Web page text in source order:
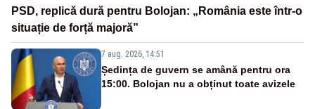
PSD, replică dură pentru Bolojan: „România este într-o
situație de forță majoră”
7 aug. 2026, 14:51
Ședința de guvern se amână pentru ora
15:00. Bolojan nu a obținut toate avizele